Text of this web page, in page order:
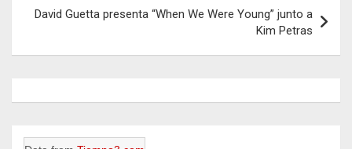
David Guetta presenta “When We Were Young” junto a
Kim Petras